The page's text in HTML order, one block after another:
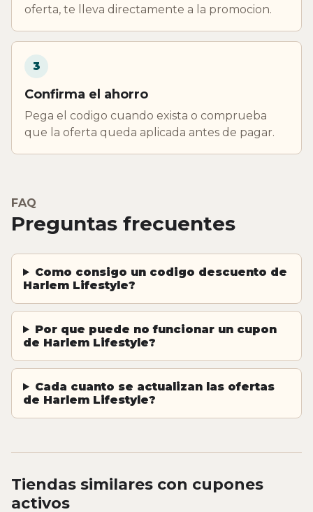
oferta, te lleva directamente a la promocion.
3
Confirma el ahorro
Pega el codigo cuando exista o comprueba
que la oferta queda aplicada antes de pagar.
FAQ
Preguntas frecuentes
Como consigo un codigo descuento de
Harlem Lifestyle?
Por que puede no funcionar un cupon
de Harlem Lifestyle?
Cada cuanto se actualizan las ofertas
de Harlem Lifestyle?
Tiendas similares con cupones
activos